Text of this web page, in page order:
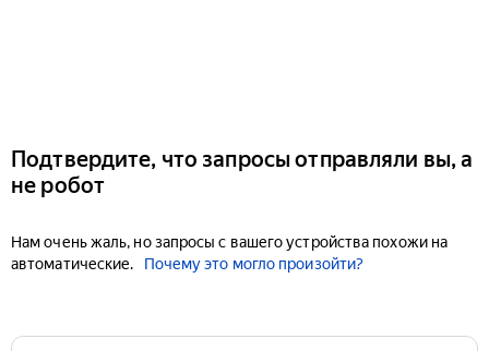
Подтвердите, что запросы отправляли вы, а
не робот
Нам очень жаль, но запросы с вашего устройства похожи на
автоматические.
Почему это могло произойти?